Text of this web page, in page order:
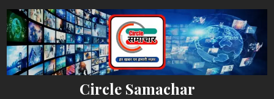
to
content
Circle Samachar